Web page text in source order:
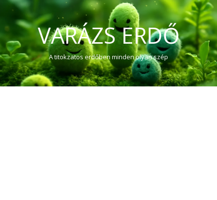
VARÁZS ERDŐ
A titokzatos erdőben minden olyan szép